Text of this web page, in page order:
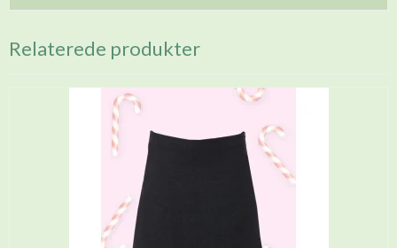
Relaterede produkter